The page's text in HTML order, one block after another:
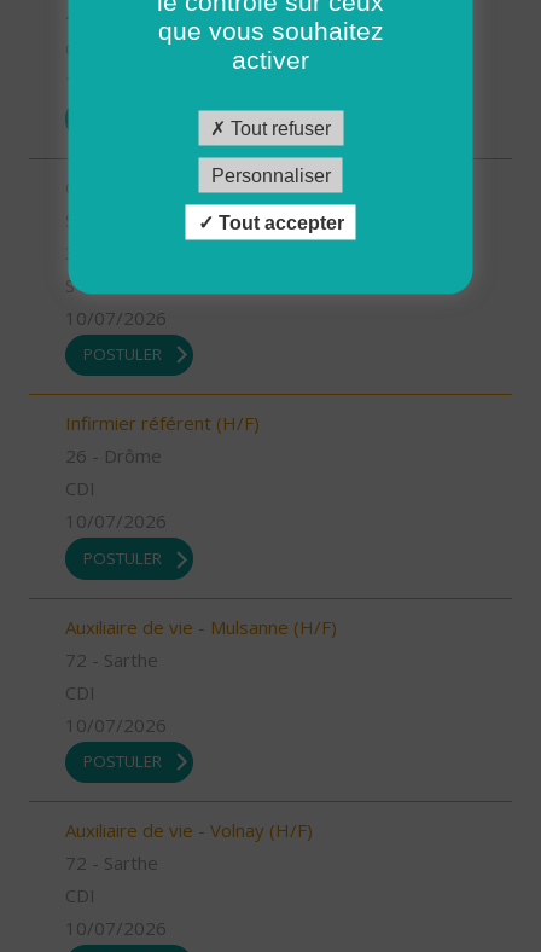
41 - Loir-et-Cher
Chargé.e de mission Qualité et développement -
Stage (H/F)
STAGE
10/07/2026
POSTULER
Infirmier référent (H/F)
26 - Drôme
CDI
10/07/2026
POSTULER
Auxiliaire de vie - Mulsanne (H/F)
72 - Sarthe
CDI
10/07/2026
POSTULER
Auxiliaire de vie - Volnay (H/F)
72 - Sarthe
CDI
10/07/2026
que vous souhaitez
activer
Tout refuser
Personnaliser
Tout accepter